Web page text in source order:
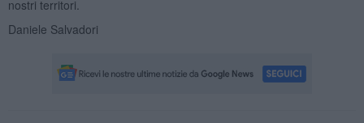
nostri territori.
Daniele Salvadori